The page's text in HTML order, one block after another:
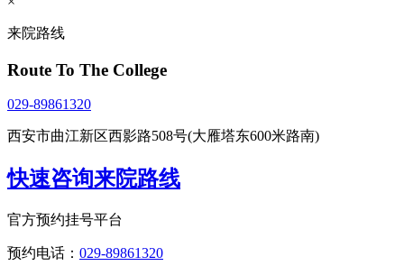
来院路线
Route To The College
029-89861320
西安市曲江新区西影路508号(大雁塔东600米路南)
快速咨询来院路线
官方预约挂号平台
预约电话： 029-89861320